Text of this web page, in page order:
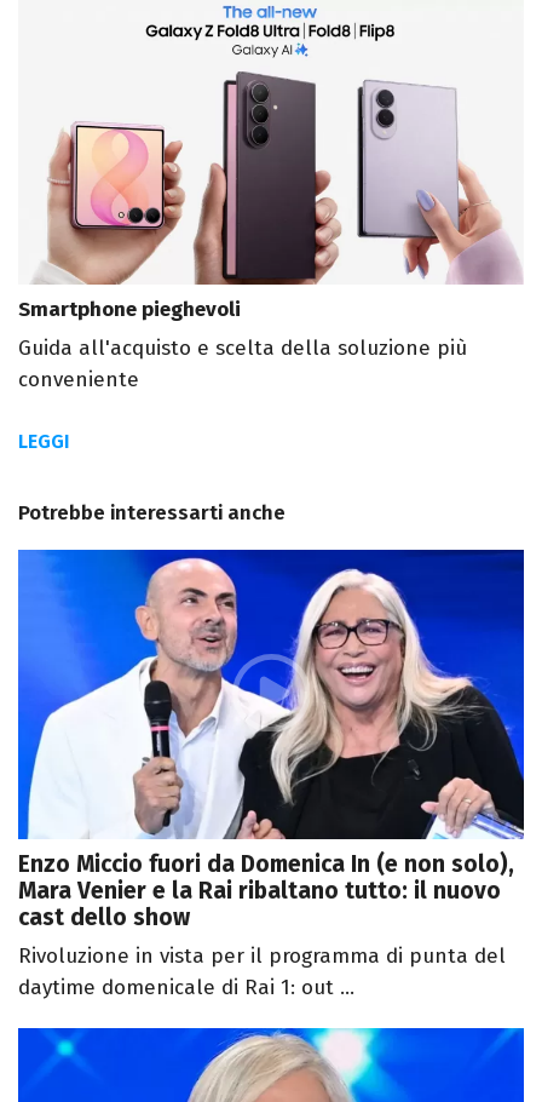
Smartphone pieghevoli
Guida all'acquisto e scelta della soluzione più
conveniente
LEGGI
Potrebbe interessarti anche
Enzo Miccio fuori da Domenica In (e non solo),
Mara Venier e la Rai ribaltano tutto: il nuovo
cast dello show
Rivoluzione in vista per il programma di punta del
daytime domenicale di Rai 1: out ...